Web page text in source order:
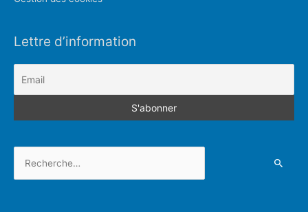
Lettre d’information